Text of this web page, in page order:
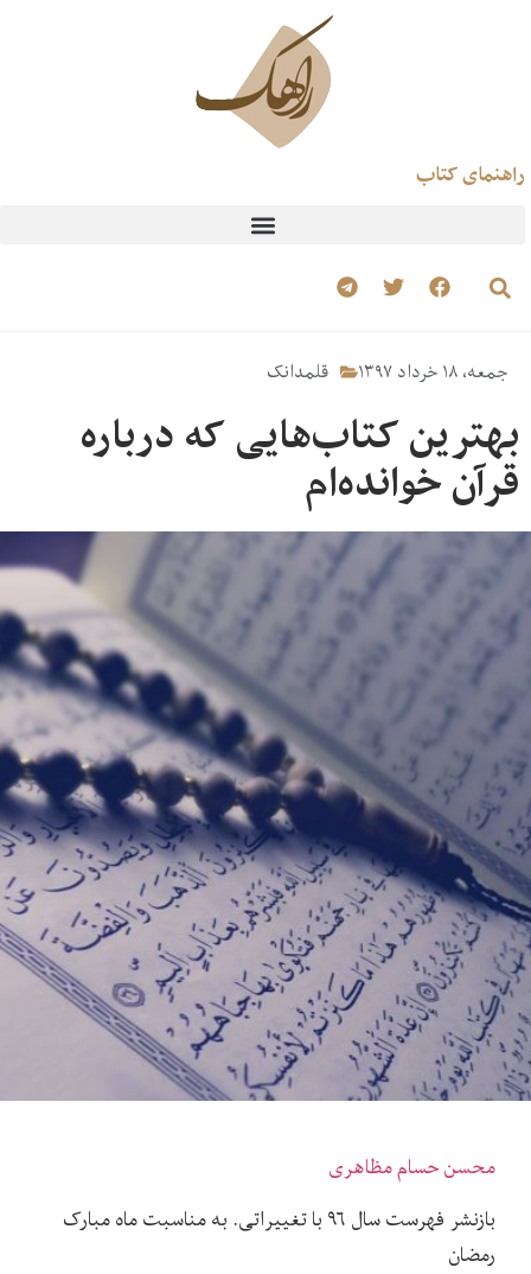
راهنمای کتاب
جمعه، ۱۸ خرداد ۱۳۹۷ قلمدانک
بهترین کتاب‌هایی که درباره‌
قرآن خوانده‌ام
محسن حسام مظاهری
بازنشر فهرست سال ۹۶ با تغییراتی. به مناسبت ماه مبارک
رمضان